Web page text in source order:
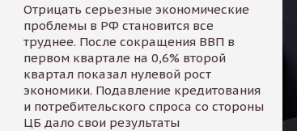
Отрицать серьезные экономические
проблемы в РФ становится все
труднее. После сокращения ВВП в
первом квартале на 0,6% второй
квартал показал нулевой рост
экономики. Подавление кредитования
и потребительского спроса со стороны
ЦБ дало свои результаты